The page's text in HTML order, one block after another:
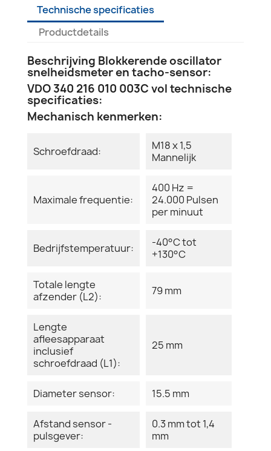
Technische specificaties
Productdetails
Beschrijving Blokkerende oscillator
snelheidsmeter en tacho-sensor:
VDO 340 216 010 003C vol technische
specificaties:
Mechanisch kenmerken:
Schroefdraad:
M18 x 1,5
Mannelijk
Maximale frequentie:
400 Hz =
24.000 Pulsen
per minuut
Bedrijfstemperatuur:
-40°C tot
+130°C
Totale lengte
afzender (L2):
79 mm
Lengte
afleesapparaat
inclusief
schroefdraad (L1):
25 mm
Diameter sensor: 15.5 mm
Afstand sensor -
pulsgever:
0.3 mm tot 1,4
mm